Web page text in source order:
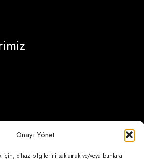
Onayı Yönet
için, cihaz bilgilerini saklamak ve/veya bunlara